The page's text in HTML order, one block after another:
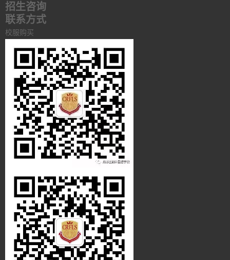
招生咨询
联系方式
校服购买